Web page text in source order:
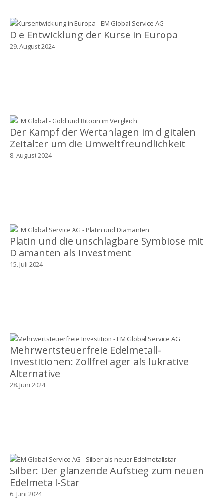
Die Entwicklung der Kurse in Europa
29. August 2024
Der Kampf der Wertanlagen im digitalen
Zeitalter um die Umweltfreundlichkeit
8. August 2024
Platin und die unschlagbare Symbiose mit
Diamanten als Investment
15. Juli 2024
Mehrwertsteuerfreie Edelmetall-
Investitionen: Zollfreilager als lukrative
Alternative
28. Juni 2024
Silber: Der glänzende Aufstieg zum neuen
Edelmetall-Star
6. Juni 2024